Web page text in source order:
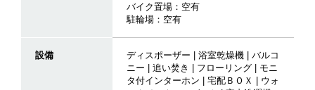
バイク置場：空有
駐輪場：空有
設備
ディスポーザー | 浴室乾燥機 | バルコ
ニー | 追い焚き | フローリング | モニ
タ付インターホン | 宅配ＢＯＸ | ウォ